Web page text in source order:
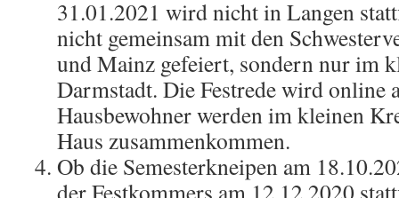
31.01.2021 wird nicht in Langen
nicht gemeinsam mit den
und Mainz gefeiert, sondern nur im
Darmstadt. Die Festrede wird online
Hausbewohner werden im kleinen
Haus zusammenkommen.
Ob die Semesterkneipen am
der Festkommers am 12.12.2020